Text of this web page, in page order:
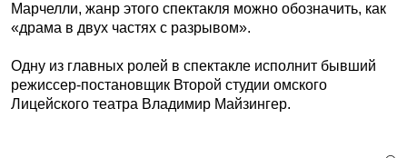
Марчелли, жанр этого спектакля можно обозначить, как
«драма в двух частях с разрывом».
Одну из главных ролей в спектакле исполнит бывший
режиссер-постановщик Второй студии омского
Лицейского театра Владимир Майзингер.